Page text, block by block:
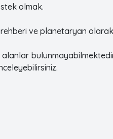
olmak.
ve planetaryan